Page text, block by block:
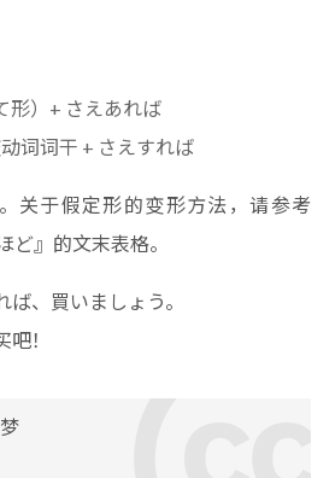
形）+ さえあれば
词词干 + さえすれば
。关于假定形的变形方法，请参考
ど』 的文末表格。
、買いましょう。
！